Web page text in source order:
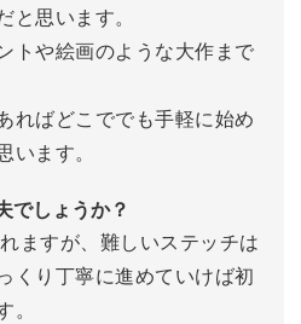
思います。
トや絵画のような大作まで
ればどこででも手軽に始め
ます。
でしょうか？
ますが、難しいステッチは
くり丁寧に進めていけば初